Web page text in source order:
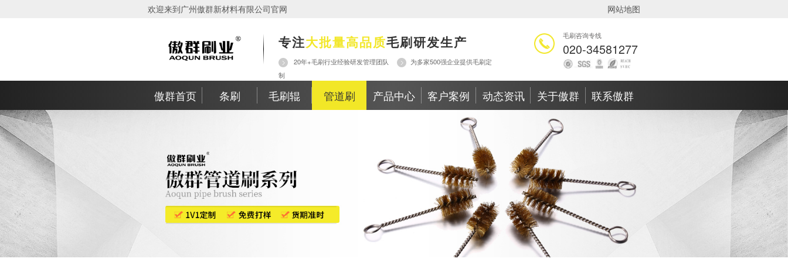
欢迎来到广州傲群新材料有限公司官网 网站地图
专注大批量高品质毛刷研发生产
20年+毛刷行业经验研发管理团队
为多家500强企业提供毛刷定
制
毛刷咨询专线
020-34581277
傲群首页 条刷 毛刷辊 管道刷 产品中心 客户案例 动态资讯 关于傲群 联系傲群